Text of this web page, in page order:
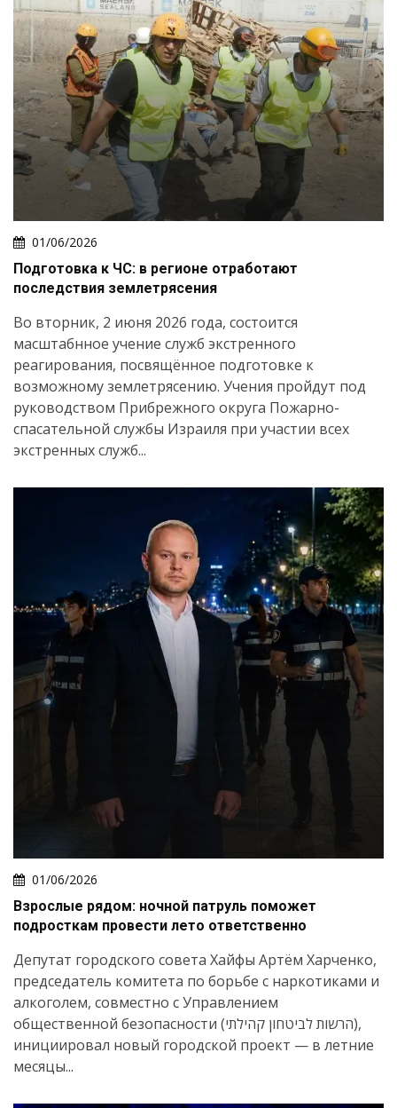
01/06/2026
Подготовка к ЧС: в регионе отработают
последствия землетрясения
Во вторник, 2 июня 2026 года, состоится
масштабнное учение служб экстренного
реагирования, посвящённое подготовке к
возможному землетрясению. Учения пройдут под
руководством Прибрежного округа Пожарно-
спасательной службы Израиля при участии всех
экстренных служб...
01/06/2026
Взрослые рядом: ночной патруль поможет
подросткам провести лето ответственно
Депутат городского совета Хайфы Артём Харченко,
председатель комитета по борьбе с наркотиками и
алкоголем, совместно с Управлением
общественной безопасности (הרשות לביטחון קהילתי),
инициировал новый городской проект — в летние
месяцы...